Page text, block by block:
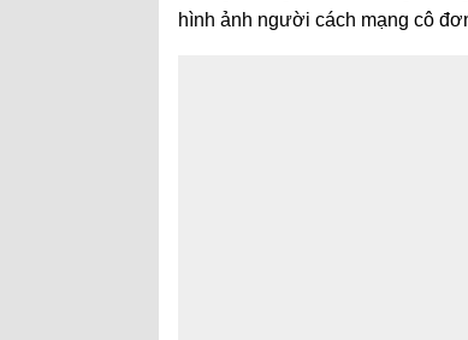
hình ảnh người cách mạng cô